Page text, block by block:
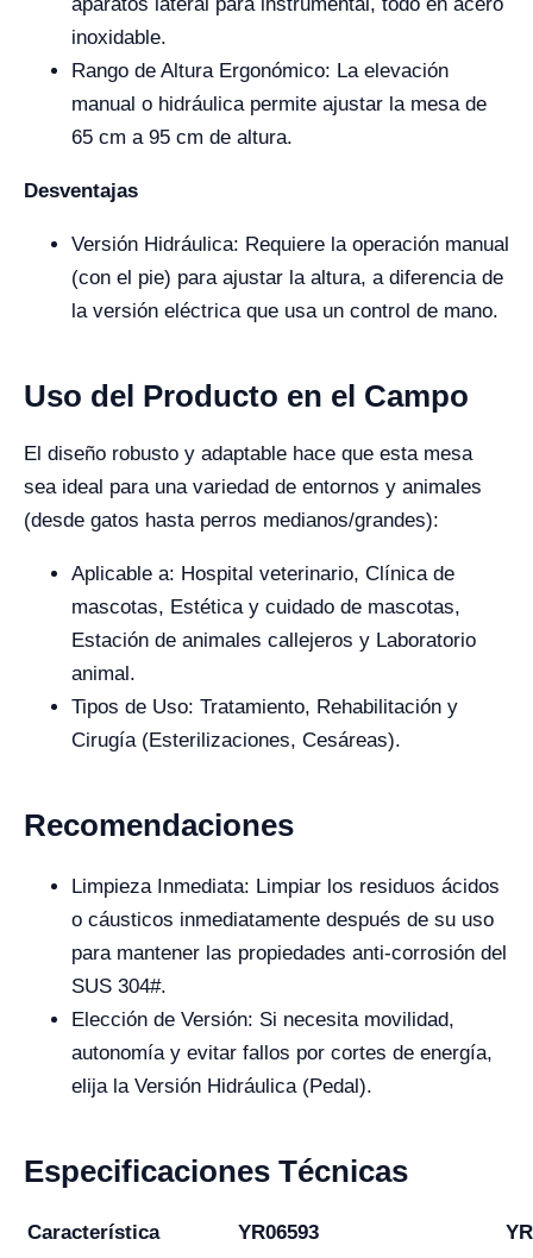
inoxidable.
Rango de Altura Ergonómico: La elevación
manual o hidráulica permite ajustar la mesa de
65 cm a 95 cm de altura.
Desventajas
Versión Hidráulica: Requiere la operación manual
(con el pie) para ajustar la altura, a diferencia de
la versión eléctrica que usa un control de mano.
Uso del Producto en el Campo
El diseño robusto y adaptable hace que esta mesa
sea ideal para una variedad de entornos y animales
(desde gatos hasta perros medianos/grandes):
Aplicable a: Hospital veterinario, Clínica de
mascotas, Estética y cuidado de mascotas,
Estación de animales callejeros y Laboratorio
animal.
Tipos de Uso: Tratamiento, Rehabilitación y
Cirugía (Esterilizaciones, Cesáreas).
Recomendaciones
Limpieza Inmediata: Limpiar los residuos ácidos
o cáusticos inmediatamente después de su uso
para mantener las propiedades anti-corrosión del
SUS 304#.
Elección de Versión: Si necesita movilidad,
autonomía y evitar fallos por cortes de energía,
elija la Versión Hidráulica (Pedal).
Especificaciones Técnicas
Característica YR06593